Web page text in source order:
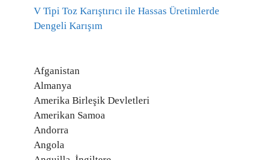
V Tipi Toz Karıştırıcı ile Hassas Üretimlerde
Dengeli Karışım
Afganistan
Almanya
Amerika Birleşik Devletleri
Amerikan Samoa
Andorra
Angola